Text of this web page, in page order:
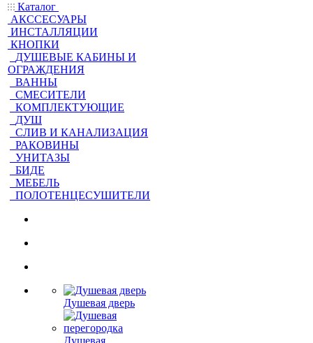
Каталог
АКССЕСУАРЫ
ИНСТАЛЛЯЦИИ
КНОПКИ
ДУШЕВЫЕ КАБИНЫ И
ОГРАЖДЕНИЯ
ВАННЫ
СМЕСИТЕЛИ
КОМПЛЕКТУЮЩИЕ
ДУШ
СЛИВ И КАНАЛИЗАЦИЯ
РАКОВИНЫ
УНИТАЗЫ
БИДЕ
МЕБЕЛЬ
ПОЛОТЕНЦЕСУШИТЕЛИ
Душевая дверь
Душевая